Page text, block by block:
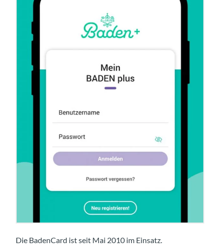
Die BadenCard ist seit Mai 2010 im Einsatz.